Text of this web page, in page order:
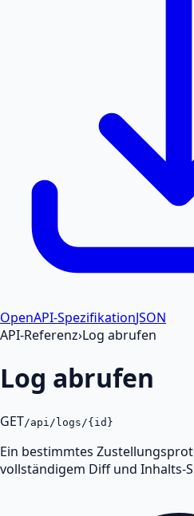
OpenAPI-SpezifikationJSON
API-Referenz›Log abrufen
Log abrufen
GET/api/logs/{id}
Ein bestimmtes
vollständigem Diff und Inhalts-